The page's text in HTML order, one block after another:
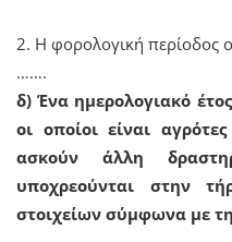
2. Η φορολογική περίοδος
…….
δ) Ένα ημερολογιακό
οι οποίοι είναι
ασκούν άλλη
υποχρεούνται στην
στοιχείων σύμφωνα με